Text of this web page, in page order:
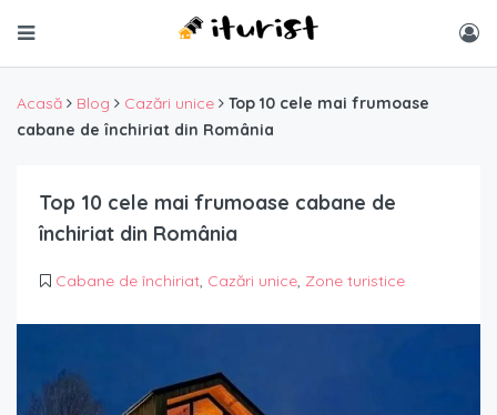
Acasă Blog Cazări unice
Top 10 cele mai frumoase
cabane de închiriat din România
Top 10 cele mai frumoase cabane de
închiriat din România
Cabane de închiriat, Cazări unice, Zone turistice